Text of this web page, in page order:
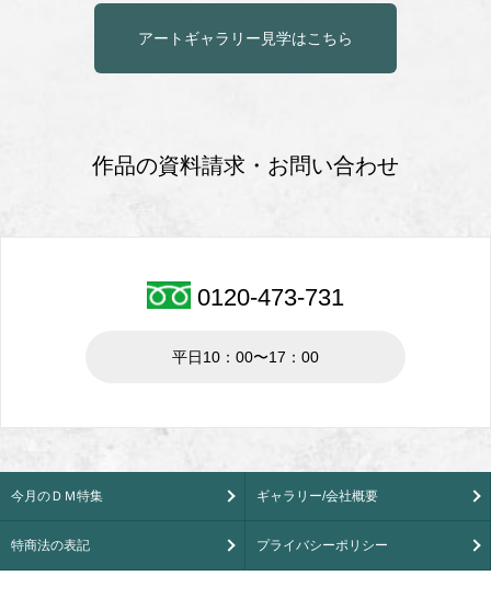
アートギャラリー見学はこちら
作品の資料請求・お問い合わせ
0120-473-731
平日10：00〜17：00
今月のＤＭ特集 ギャラリー/会社概要
特商法の表記 プライバシーポリシー